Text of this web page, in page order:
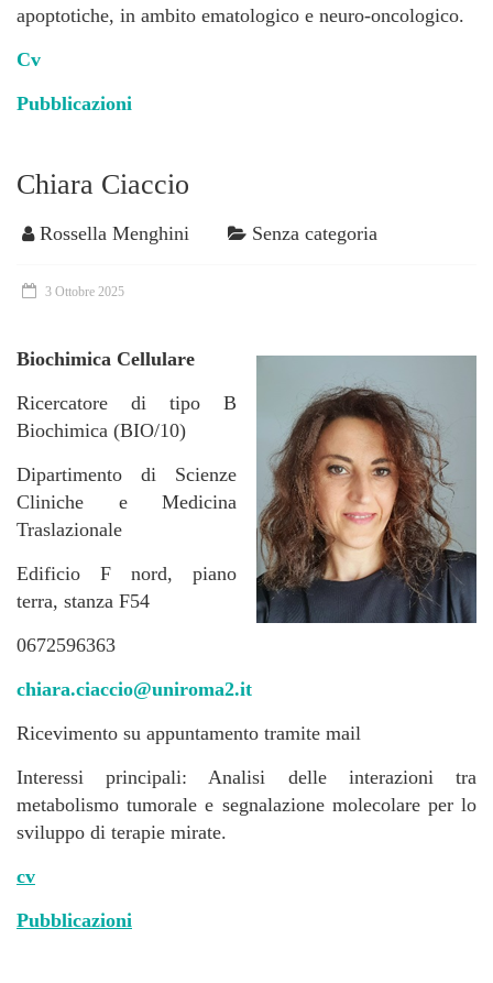
apoptotiche, in ambito ematologico e neuro-oncologico.
Cv
Pubblicazioni
Chiara Ciaccio
Rossella Menghini Senza categoria
3 Ottobre 2025
Biochimica Cellulare
Ricercatore di tipo B
Biochimica (BIO/10)
Dipartimento di Scienze
Cliniche e Medicina
Traslazionale
Edificio F nord, piano
terra, stanza F54
0672596363
chiara.ciaccio@uniroma2.it
Ricevimento su appuntamento tramite mail
Interessi principali: Analisi delle interazioni tra
metabolismo tumorale e segnalazione molecolare per lo
sviluppo di terapie mirate.
cv
Pubblicazioni